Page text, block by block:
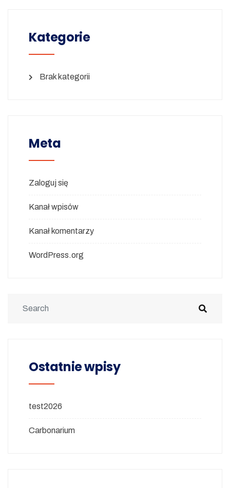
Kategorie
Brak kategorii
Meta
Zaloguj się
Kanał wpisów
Kanał komentarzy
WordPress.org
Ostatnie wpisy
test2026
Carbonarium